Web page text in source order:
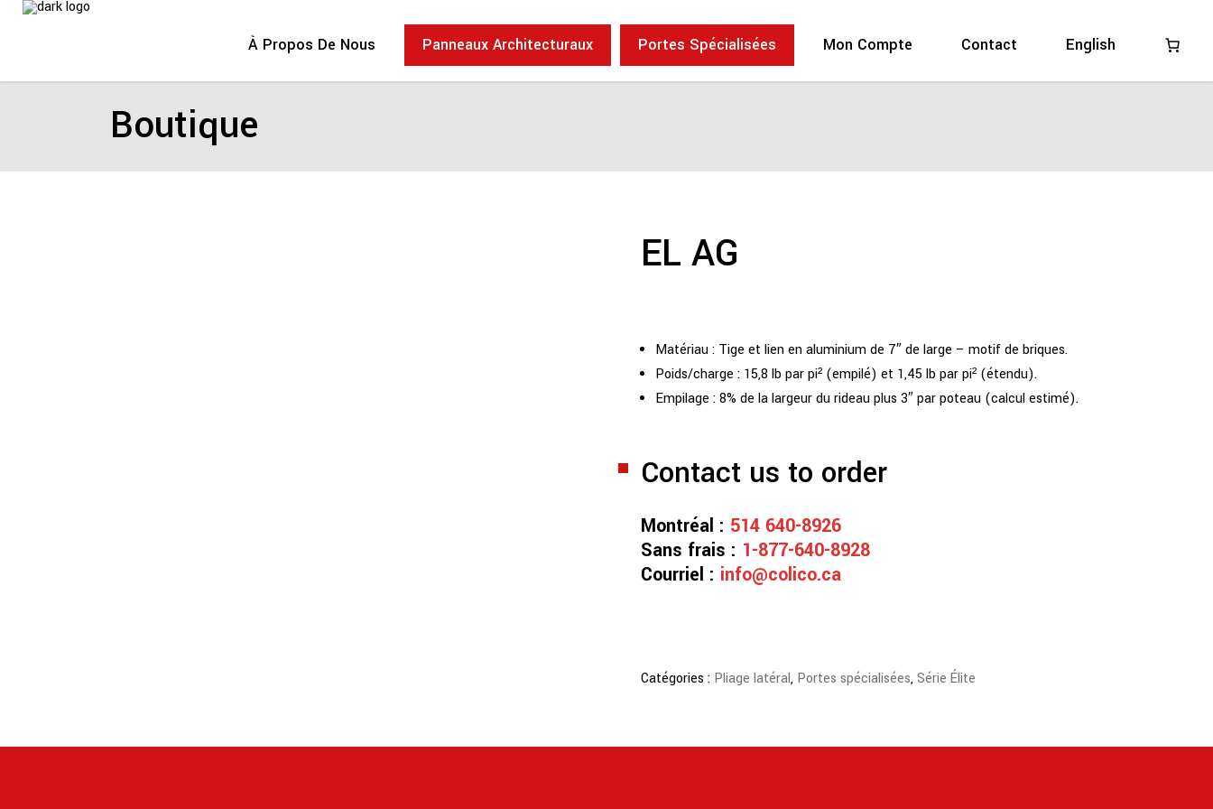
À Propos De Nous Panneaux Architecturaux Portes Spécialisées Mon Compte Contact English
Boutique
EL AG
Matériau : Tige et lien en aluminium de 7″ de large – motif de briques.
Poids/charge : 15,8 lb par pi² (empilé) et 1,45 lb par pi² (étendu).
Empilage : 8% de la largeur du rideau plus 3″ par poteau (calcul estimé).
Contact us to order
Montréal : 514 640-8926
Sans frais : 1-877-640-8928
Courriel : info@colico.ca
Catégories : Pliage latéral, Portes spécialisées,Série Élite